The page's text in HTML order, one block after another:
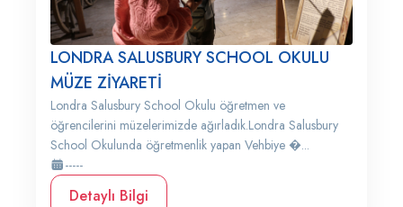
LONDRA SALUSBURY SCHOOL OKULU
MÜZE ZİYARETİ
Londra Salusbury School Okulu öğretmen ve
öğrencilerini müzelerimizde ağırladık.Londra Salusbury
School Okulunda öğretmenlik yapan Vehbiye �...
-----
Detaylı Bilgi